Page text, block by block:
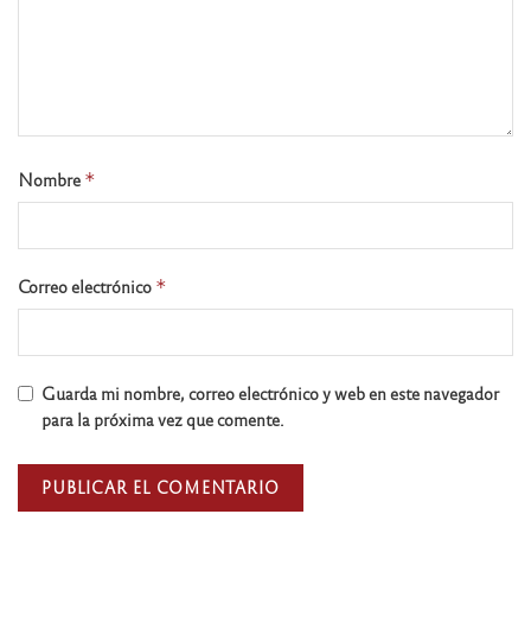
Nombre *
Correo electrónico *
Guarda mi nombre, correo electrónico y web en este navegador
para la próxima vez que comente.